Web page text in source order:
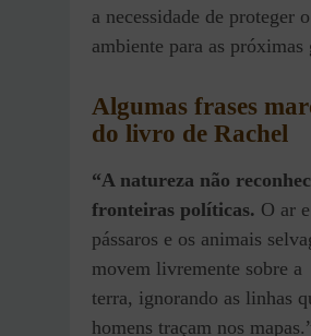
a necessidade de proteger
ambiente para as próximas
Algumas frases
do livro de Rachel
“A natureza não
fronteiras políticas. O ar
pássaros e os animais
movem livremente sobre a
terra, ignorando as linhas
homens traçam nos